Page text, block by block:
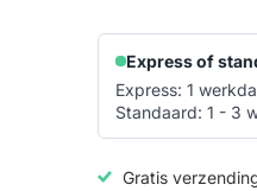
Express of
Express: 1
Standaard: 1 - 3
Gratis